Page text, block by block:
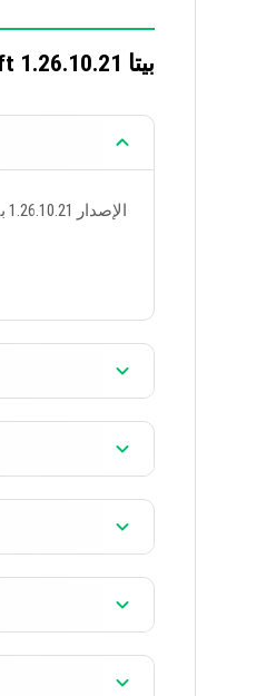
تنزيل Minecraft 1.26.10.21 بيتا
الإصدار 1.26.10.21 بيتا